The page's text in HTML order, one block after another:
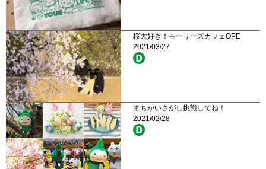
桜大好き！モーリーズカフェOPE
2021/03/27
まちがいさがし挑戦してね！
2021/02/28